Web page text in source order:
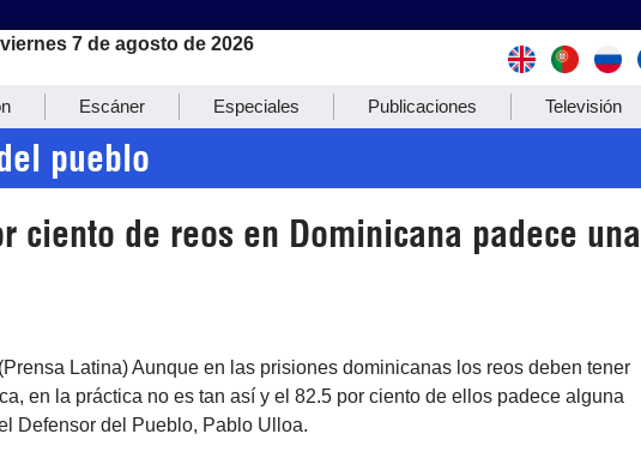
viernes 7 de agosto de 2026
Escáner Especiales Publicaciones Televisión
pueblo
ciento de reos en Dominicana padece una
Latina) Aunque en las prisiones dominicanas los reos deben tener
en la práctica no es tan así y el 82.5 por ciento de ellos padece alguna
Defensor del Pueblo, Pablo Ulloa.